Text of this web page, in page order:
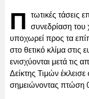
Π
τωτικές τάσεις
συνεδρίαση του
υποχωρεί προς τα
στο θετικό κλίμα στις
ενισχύονται μετά τις
Δείκτης Τιμών
σημειώνοντας πτώση